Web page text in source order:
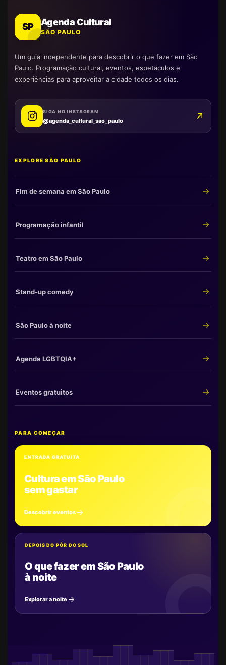
SP Agenda Cultural
SÃO PAULO
Um guia independente para descobrir o que fazer em São
Paulo. Programação cultural, eventos, espetáculos e
experiências para aproveitar a cidade todos os dias.
SIGA NO INSTAGRAM
@agenda_cultural_sao_paulo
EXPLORE SÃO PAULO
Fim de semana em São Paulo
Programação infantil
Teatro em São Paulo
Stand-up comedy
São Paulo à noite
Agenda LGBTQIA+
Eventos gratuitos
PARA COMEÇAR
ENTRADA GRATUITA
Cultura em São Paulo
sem gastar
Descobrir eventos
DEPOIS DO PÔR DO SOL
O que fazer em São Paulo
à noite
Explorar a noite